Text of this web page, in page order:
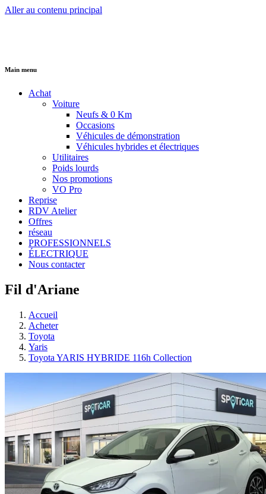
Aller au contenu principal
Main menu
Achat
Voiture
Neufs & 0 Km
Occasions
Véhicules de démonstration
Véhicules hybrides et électriques
Utilitaires
Poids lourds
Nos promotions
VO Pro
Reprise
RDV Atelier
Offres
réseau
PROFESSIONNELS
ÉLECTRIQUE
Nous contacter
Fil d'Ariane
Accueil
Acheter
Toyota
Yaris
Toyota YARIS HYBRIDE 116h Collection